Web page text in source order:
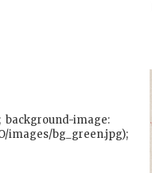
background-image:
images/bg_green.jpg);